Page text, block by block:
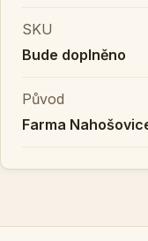
SKU
Bude doplněno
Původ
Farma